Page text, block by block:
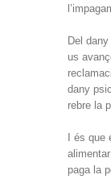
Del
us
dany
rebre la
I és
paga la